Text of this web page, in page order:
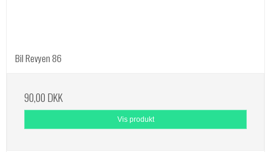
Bil Revyen 86
90,00 DKK
Vis produkt